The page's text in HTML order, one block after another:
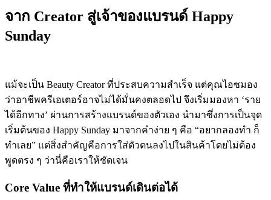
จาก Creator สู่เจ้าของแบรนด์ Happy
Sunday
แม้จะเป็น Beauty Creator ที่ประสบความสำเร็จ แต่คุณไอซมอง
ว่าอาชีพครีเอเตอร์อาจไม่ได้มั่นคงตลอดไป จึงเริ่มมองหา ‘ราย
ได้อีกทาง’ ผ่านการสร้างแบรนด์ของตัวเอง นำมาซึ่งการเป็นจุด
เริ่มต้นของ Happy Sunday มาจากคำง่าย ๆ คือ “อยากลองทำ ก็
ทำเลย” แต่สิ่งสำคัญคือการใส่ตัวตนลงไปในสินค้าโดยไม่ต้อง
พูดตรง ๆ ว่านี่คือเราให้ชัดเจน
Core Value ที่ทำให้แบรนด์เดินต่อได้